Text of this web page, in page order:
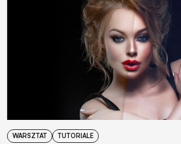
WARSZTAT TUTORIALE